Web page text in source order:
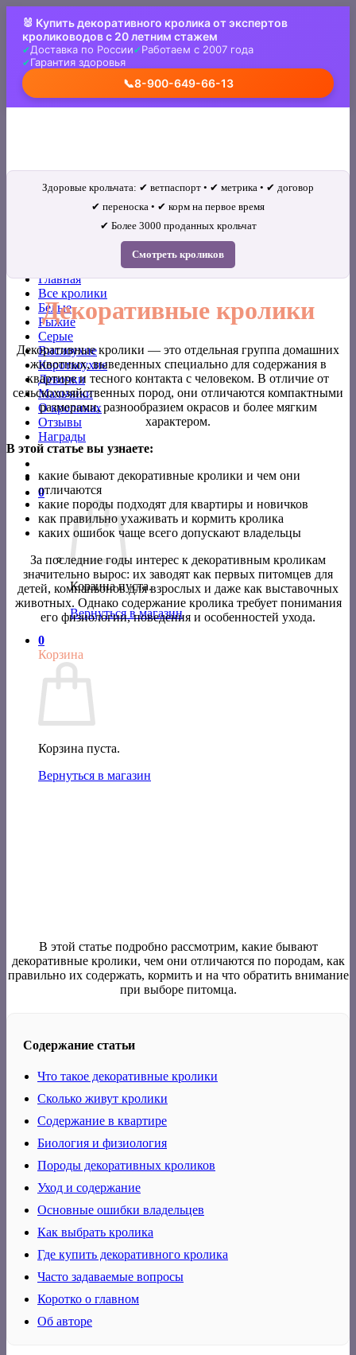
content
🐰 Купить декоративного кролика от экспертов
кролиководов с 20 летним стажем
Доставка по России
Работаем с 2007 года
Гарантия здоровья
📞8-900-649-66-13
Главная
Все кролики
Белые
Рыжие
Серые
Вислоухие
Короткоухие
Девочки
Мальчики
О кроликах
Отзывы
Награды
0
Корзина пуста.
Вернуться в магазин
0
Корзина
Корзина пуста.
Вернуться в магазин
Здоровые крольчата: ✔ ветпаспорт • ✔ метрика • ✔ договор
✔ переноска • ✔ корм на первое время
✔ Более 3000 проданных крольчат
Смотреть кроликов
Декоративные кролики
Декоративные кролики — это отдельная группа домашних
животных, выведенных специально для содержания в
квартире и тесного контакта с человеком. В отличие от
сельскохозяйственных пород, они отличаются компактными
размерами, разнообразием окрасов и более мягким
характером.
В этой статье вы узнаете:
какие бывают декоративные кролики и чем они
отличаются
какие породы подходят для квартиры и новичков
как правильно ухаживать и кормить кролика
каких ошибок чаще всего допускают владельцы
За последние годы интерес к декоративным кроликам
значительно вырос: их заводят как первых питомцев для
детей, компаньонов для взрослых и даже как выставочных
животных. Однако содержание кролика требует понимания
его физиологии, поведения и особенностей ухода.
В этой статье подробно рассмотрим, какие бывают
декоративные кролики, чем они отличаются по породам, как
правильно их содержать, кормить и на что обратить внимание
при выборе питомца.
Содержание статьи
Что такое декоративные кролики
Сколько живут кролики
Содержание в квартире
Биология и физиология
Породы декоративных кроликов
Уход и содержание
Основные ошибки владельцев
Как выбрать кролика
Где купить декоративного кролика
Часто задаваемые вопросы
Коротко о главном
Об авторе